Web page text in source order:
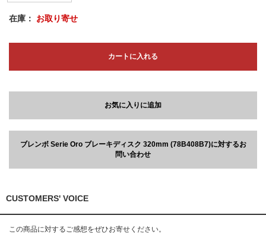
在庫： お取り寄せ
カートに入れる
お気に入りに追加
ブレンボ Serie Oro ブレーキディスク 320mm (78B408B7)に対するお
問い合わせ
CUSTOMERS' VOICE
この商品に対するご感想をぜひお寄せください。